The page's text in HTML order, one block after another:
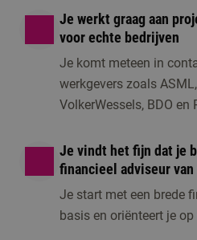
Open dag/ avond
1 moment beschikbaar
Je werkt graag aan
voor echte bedrijven
Je komt meteen in
werkgevers zoals
VolkerWessels, BDO en
Je vindt het fijn dat je
financieel adviseur
Je start met een brede
basis en oriënteert je